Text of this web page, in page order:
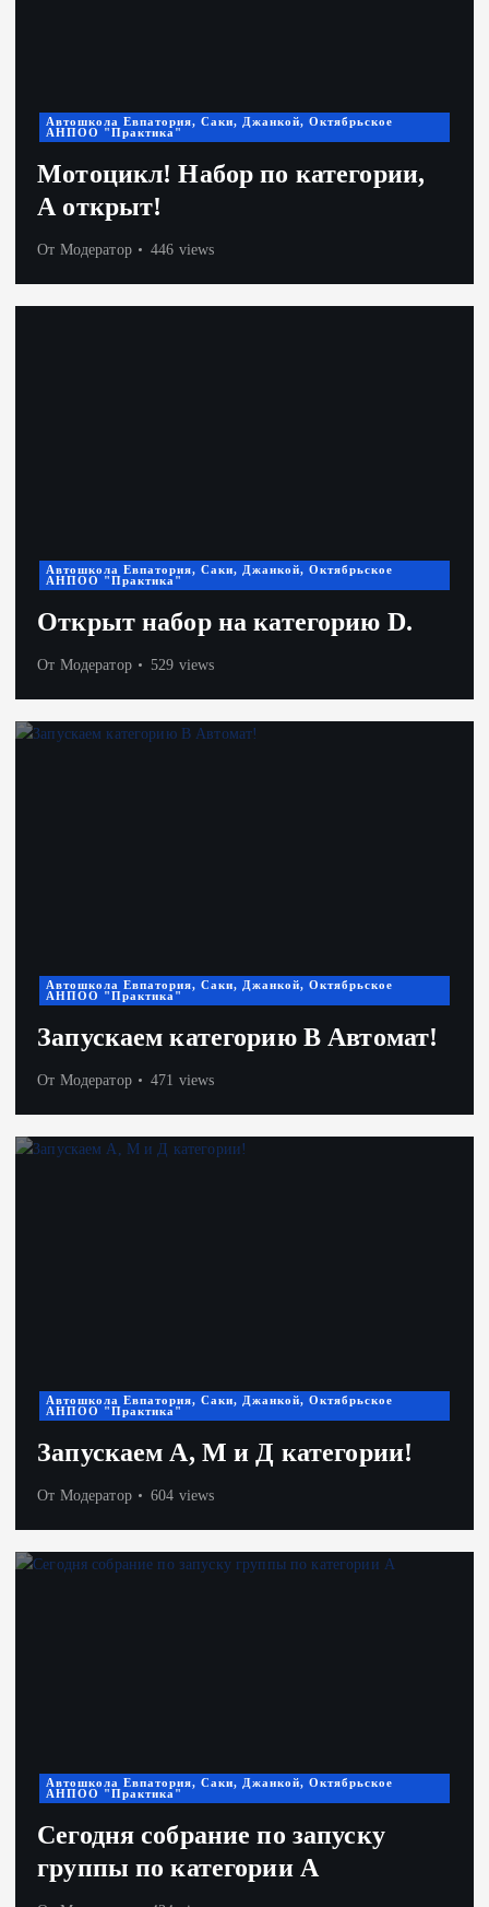
Автошкола Евпатория, Саки, Джанкой, Октябрьское
АНПОО "Практика"
Мотоцикл! Набор по категории,
А открыт!
От Модератор 446 views
Автошкола Евпатория, Саки, Джанкой, Октябрьское
АНПОО "Практика"
Открыт набор на категорию D.
От Модератор 529 views
Автошкола Евпатория, Саки, Джанкой, Октябрьское
АНПОО "Практика"
Запускаем категорию В Автомат!
От Модератор 471 views
Автошкола Евпатория, Саки, Джанкой, Октябрьское
АНПОО "Практика"
Запускаем А, М и Д категории!
От Модератор 604 views
Автошкола Евпатория, Саки, Джанкой, Октябрьское
АНПОО "Практика"
Сегодня собрание по запуску
группы по категории А